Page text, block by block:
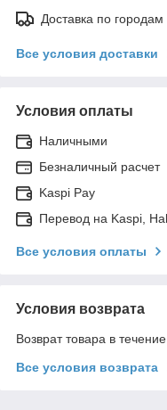
Доставка по городам
Все условия доставки
Условия оплаты
Наличными
Безналичный расчет
Kaspi Pay
Перевод на Kaspi,
Все условия оплаты
Условия возврата
Возврат товара в
Все условия возврата